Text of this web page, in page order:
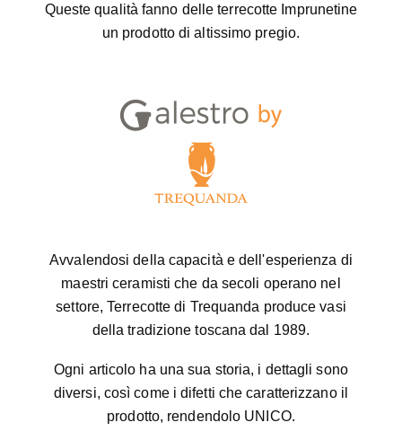
Queste qualità fanno delle terrecotte Imprunetine
un prodotto di altissimo pregio.
Avvalendosi della capacità e dell'esperienza di
maestri ceramisti che da secoli operano nel
settore, Terrecotte di Trequanda produce vasi
della tradizione toscana dal 1989.
Ogni articolo ha una sua storia, i dettagli sono
diversi, così come i difetti che caratterizzano il
prodotto, rendendolo UNICO.